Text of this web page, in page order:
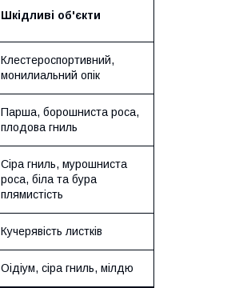
Шкідливі об'єкти
Клестероспортивний,
монилиальний опік
Парша, борошниста роса,
плодова гниль
Сіра гниль, мурошниста
роса, біла та бура
плямистість
Кучерявість листків
Оідіум, сіра гниль, мілдю